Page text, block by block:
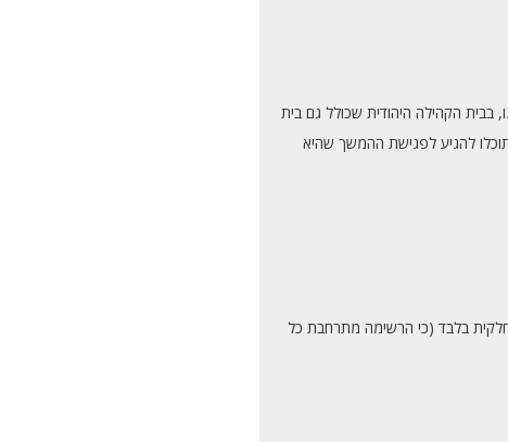
בבית הקהילה היהודית שכולל גם בית
להגיע לפגישת ההמשך שהיא
בלבד (כי הרשימה מתרחבת כל